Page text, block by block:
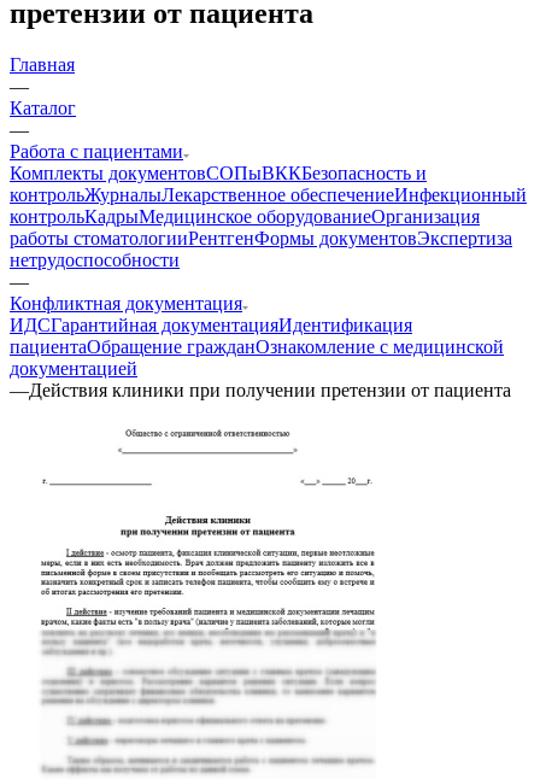
претензии от пациента
Главная
—
Каталог
—
Работа с пациентами
Комплекты документовСОПыВККБезопасность и
контрольЖурналыЛекарственное обеспечениеИнфекционный
контрольКадрыМедицинское оборудованиеОрганизация
работы стоматологииРентгенФормы документовЭкспертиза
нетрудоспособности
—
Конфликтная документация
ИДСГарантийная документацияИдентификация
пациентаОбращение гражданОзнакомление с медицинской
документацией
—Действия клиники при получении претензии от пациента